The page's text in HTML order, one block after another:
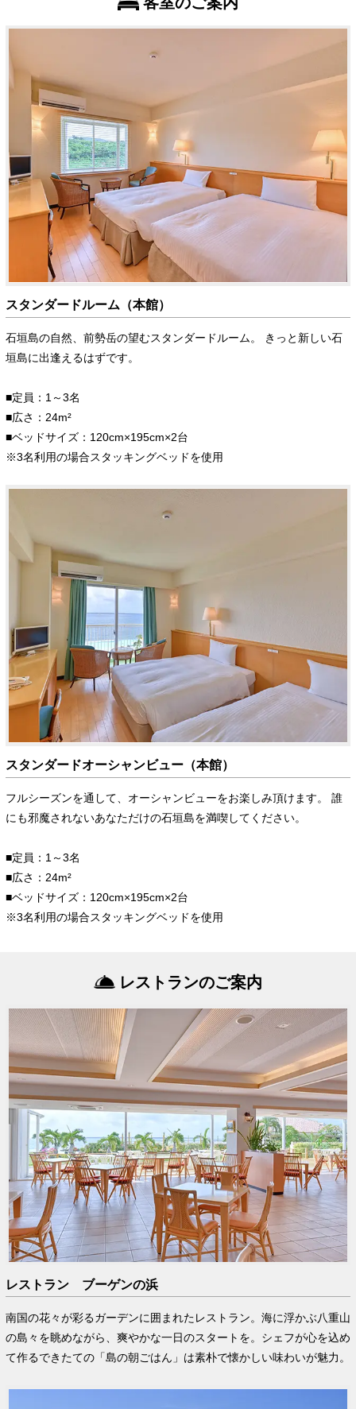
スタンダードルーム（本館）
石垣島の自然、前勢岳の望むスタンダードルーム。 きっと新しい石
垣島に出逢えるはずです。
■定員：1～3名
■広さ：24m²
■ベッドサイズ：120cm×195cm×2台
※3名利用の場合スタッキングベッドを使用
スタンダードオーシャンビュー（本館）
フルシーズンを通して、オーシャンビューをお楽しみ頂けます。 誰
にも邪魔されないあなただけの石垣島を満喫してください。
■定員：1～3名
■広さ：24m²
■ベッドサイズ：120cm×195cm×2台
※3名利用の場合スタッキングベッドを使用
レストランのご案内
レストラン ブーゲンの浜
南国の花々が彩るガーデンに囲まれたレストラン。海に浮かぶ八重山
の島々を眺めながら、爽やかな一日のスタートを。シェフが心を込め
て作るできたての「島の朝ごはん」は素朴で懐かしい味わいが魅力。